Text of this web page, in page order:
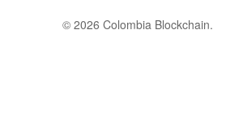
© 2026 Colombia Blockchain.